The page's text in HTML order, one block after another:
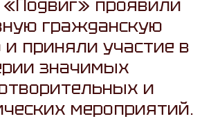
проявили
гражданскую
приняли участие в
значимых
и
мероприятий.